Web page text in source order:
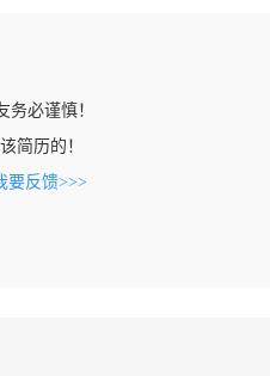
必谨慎！
简历的！
要反馈>>>